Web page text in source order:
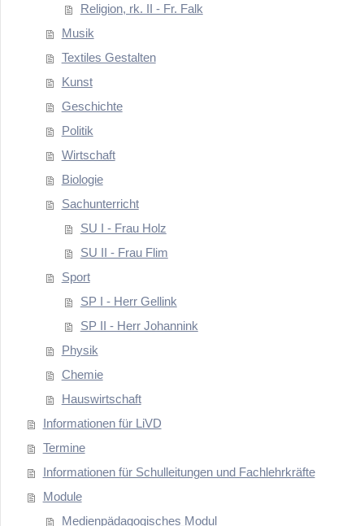
Religion, rk. II - Fr. Falk
Musik
Textiles Gestalten
Kunst
Geschichte
Politik
Wirtschaft
Biologie
Sachunterricht
SU I - Frau Holz
SU II - Frau Flim
Sport
SP I - Herr Gellink
SP II - Herr Johannink
Physik
Chemie
Hauswirtschaft
Informationen für LiVD
Termine
Informationen für Schulleitungen und Fachlehrkräfte
Module
Medienpädagogisches Modul